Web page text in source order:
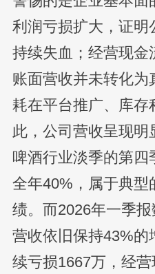
利润亏损扩大，证明
持续失血；经营现金
账面营收并未转化为
耗在平台推广、库存
此，公司营收呈现明
啤酒行业淡季的第四
全年40%，属于典型
绩。而2026年一季报
营收依旧保持43%的
续亏损1667万，经